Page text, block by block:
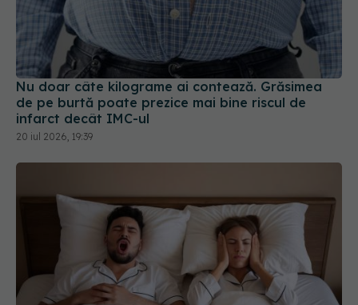
Nu doar câte kilograme ai contează. Grăsimea
de pe burtă poate prezice mai bine riscul de
infarct decât IMC-ul
20 iul 2026, 19:39
Sforăitul, semnal de alarmă pentru accidentul
vascular și insuficiența cardiacă